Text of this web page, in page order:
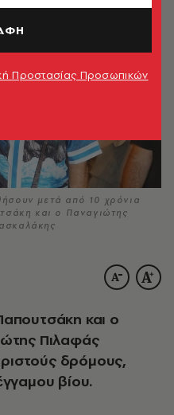
μετά από 10 χρόνια
και ο Παναγιώτης
και ο
Πιλαφάς
δρόμους,
βίου.
Προστασίας Προσωπικών